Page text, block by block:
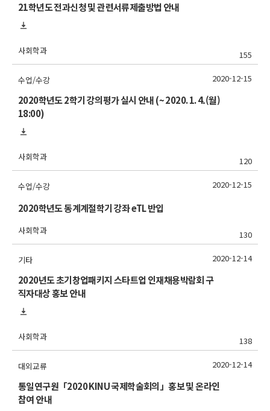
21학년도 전과신청 및 관련서류제출방법 안내
사회학과 155
수업/수강
2020학년도 2학기 강의평가 실시 안내 (~ 2020. 1. 4.(월)
18:00)
사회학과 120
2020-12-15
수업/수강
2020학년도 동계계절학기 강좌 eTL 반입
사회학과 130
2020-12-15
기타
2020년도 초기창업패키지 스타트업 인재채용박람회 구
직자대상 홍보 안내
사회학과 138
2020-12-14
대외교류
통일연구원「2020 KINU 국제학술회의」홍보 및 온라인
참여 안내
2020-12-14